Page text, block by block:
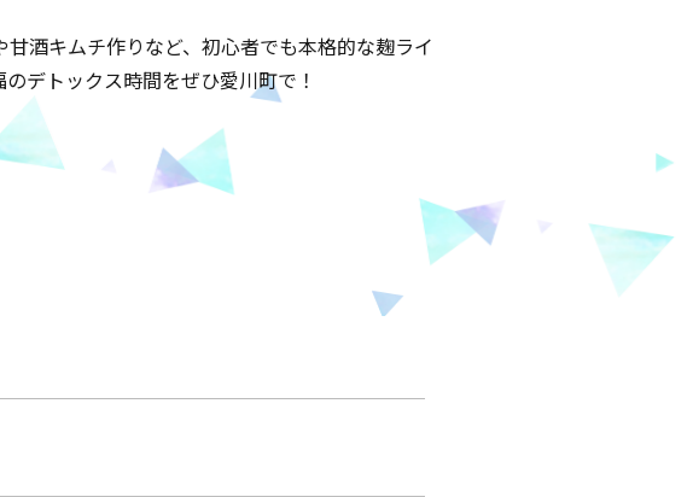
酒キムチ作りなど、初心者でも本格的な麹ライ
デトックス時間をぜひ愛川町で！